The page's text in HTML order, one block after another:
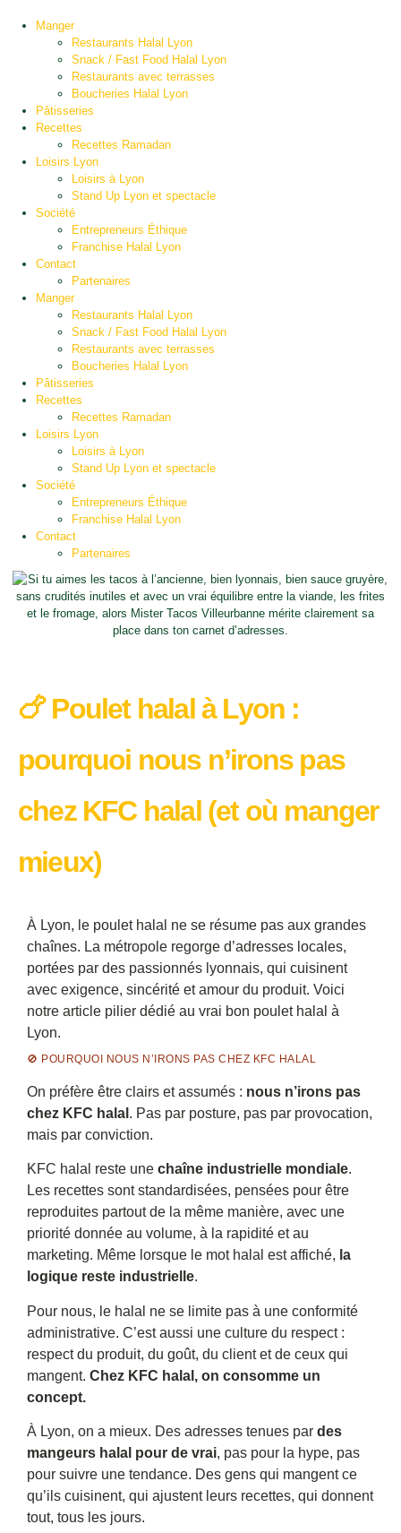
Manger
Restaurants Halal Lyon
Snack / Fast Food Halal Lyon
Restaurants avec terrasses
Boucheries Halal Lyon
Pâtisseries
Recettes
Recettes Ramadan
Loisirs Lyon
Loisirs à Lyon
Stand Up Lyon et spectacle
Société
Entrepreneurs Éthique
Franchise Halal Lyon
Contact
Partenaires
Manger
Restaurants Halal Lyon
Snack / Fast Food Halal Lyon
Restaurants avec terrasses
Boucheries Halal Lyon
Pâtisseries
Recettes
Recettes Ramadan
Loisirs Lyon
Loisirs à Lyon
Stand Up Lyon et spectacle
Société
Entrepreneurs Éthique
Franchise Halal Lyon
Contact
Partenaires
🍗 Poulet halal à Lyon :
pourquoi nous n’irons pas
chez KFC halal (et où manger
mieux)
À Lyon, le poulet halal ne se résume pas aux grandes
chaînes. La métropole regorge d’adresses locales,
portées par des passionnés lyonnais, qui cuisinent
avec exigence, sincérité et amour du produit. Voici
notre article pilier dédié au vrai bon poulet halal à
Lyon.
🚫 POURQUOI NOUS N’IRONS PAS CHEZ KFC HALAL
On préfère être clairs et assumés : nous n’irons pas
chez KFC halal . Pas par posture, pas par provocation,
mais par conviction.
KFC halal reste une chaîne industrielle mondiale.
Les recettes sont standardisées, pensées pour être
reproduites partout de la même manière, avec une
priorité donnée au volume, à la rapidité et au
marketing. Même lorsque le mot halal est affiché, la
logique reste industrielle.
Pour nous, le halal ne se limite pas à une conformité
administrative. C’est aussi une culture du respect :
respect du produit, du goût, du client et de ceux qui
mangent. Chez KFC halal, on consomme un
concept.
À Lyon, on a mieux. Des adresses tenues par des
mangeurs halal pour de vrai, pas pour la hype, pas
pour suivre une tendance. Des gens qui mangent ce
qu’ils cuisinent, qui ajustent leurs recettes, qui donnent
tout, tous les jours.